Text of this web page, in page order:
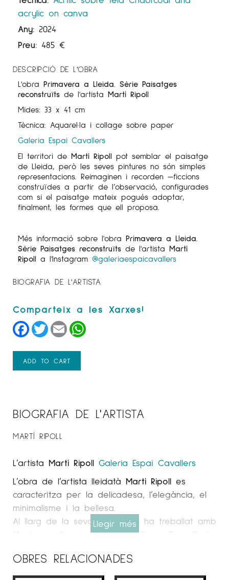
acrylic on canva
Any: 2024
Preu: 485 €
DESCRIPCIÓ DE L'OBRA
L'obra Primavera a Lleida. Sèrie Paisatges
reconstruïts de l'artista Martí Ripoll
Mides: 33 x 41 cm
Tècnica: Aquarel·la i collage sobre paper
Galeria Espai Cavallers
El territori de Martí Ripoll pot semblar el paisatge
de Lleida, però les seves pintures no són simples
representacions. Reimaginen i recorden —ficcions
construïdes a partir de l’observació, configurades
com si el paisatge mateix pogués adoptar,
finalment, les formes que ell proposa.
Més informació sobre l'obra Primavera a Lleida.
Sèrie Paisatges reconstruïts de l'artista Martí
Ripoll a l'Instagram @galeriaespaicavallers
BIOGRAFIA DE L'ARTISTA
Facebook
TwitterEmail
ADD TO CART
BIOGRAFIA DE L'ARTISTA
MARTÍ RIPOLL
L’artista Martí Ripoll Galeria Espai Cavallers
L’obra de l’artista lleidatà Martí Ripoll es
caracteritza per la delicadesa, l’elegància, el
minimalisme i la bellesa.
Al llarg de la seva trajectòria ha treballat amb
tècniques diverses com ara olis, acrílics, dibuix,
en el darrer període s’ha centrat en
l’aquarel·la: una tècnica que precisa d’un traç
Llegir més
OBRES RELACIONADES